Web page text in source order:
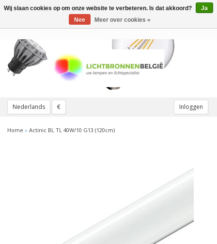
Nederlands € Inloggen
Toggle
Home » Actinic BL TL 40W/10 G13 (120cm)
Wij slaan cookies op om onze website te verbeteren. Is dat akkoord?
Ja
Nee
Meer over cookies »